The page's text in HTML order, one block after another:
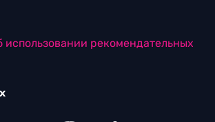
использовании рекомендательных